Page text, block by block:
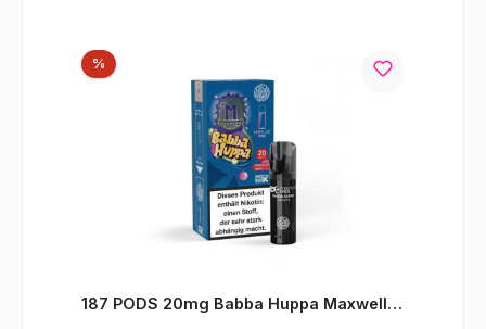
%Rabatt
187 PODS 20mg Babba Huppa Maxwell